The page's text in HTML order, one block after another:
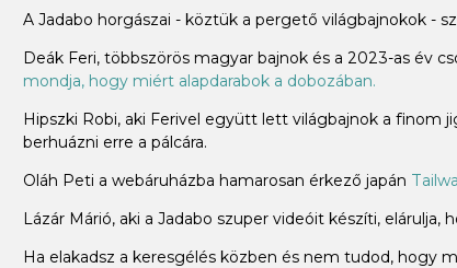
A Jadabo horgászai - köztük a pergető világbajnokok -
Deák Feri, többszörös magyar bajnok és a 2023-as év
mondja, hogy miért alapdarabok a dobozában.
Hipszki Robi, aki Ferivel együtt lett világbajnok a finom
berhuázni erre a pálcára.
Oláh Peti a webáruházba hamarosan érkező japán
Lázár Márió, aki a Jadabo szuper videóit készíti, elárulja,
Ha elakadsz a keresgélés közben és nem tudod, hogy